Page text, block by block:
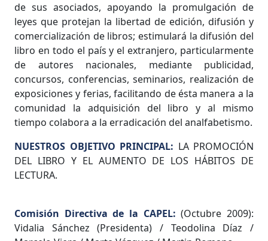
de sus asociados, apoyando la promulgación de
leyes que protejan la libertad de edición, difusión y
comercialización de libros; estimulará la difusión del
libro en todo el país y el extranjero, particularmente
de autores nacionales, mediante publicidad,
concursos, conferencias, seminarios, realización de
exposiciones y ferias, facilitando de ésta manera a la
comunidad la adquisición del libro y al mismo
tiempo colabora a la erradicación del analfabetismo.
NUESTROS OBJETIVO PRINCIPAL: LA PROMOCIÓN
DEL LIBRO Y EL AUMENTO DE LOS HÁBITOS DE
LECTURA.
Comisión Directiva de la CAPEL:(Octubre 2009):
Vidalia Sánchez (Presidenta) / Teodolina Díaz /